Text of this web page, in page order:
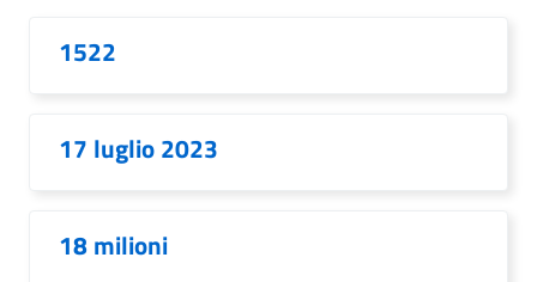
1522
17 luglio 2023
18 milioni